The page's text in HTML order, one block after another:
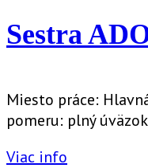
Sestra
Miesto práce:
pomeru: plný
Viac info